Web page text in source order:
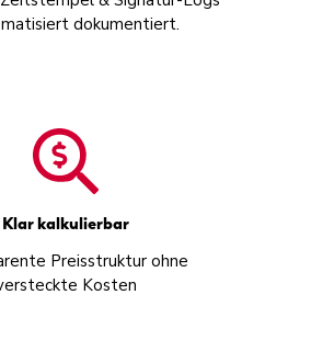
dokumentiert.
Klar kalkulierbar
Preisstruktur ohne
Kosten